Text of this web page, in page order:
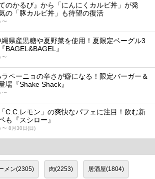
のかるび』から「にんにくカルビ丼」が発
の「豚カルビ丼」も待望の復活
〜
県産黒糖や夏野菜を使用！夏限定ベーグル3
BAGEL&BAGEL』
〜
ペーニョの辛さが癖になる！限定バーガー＆
場『Shake Shack』
〜
C.C.レモン」の爽快なパフェに注目！飲む新
も『スシロー』
〜 8月30日(日)
メン(2305) 肉(2253) 居酒屋(1804)